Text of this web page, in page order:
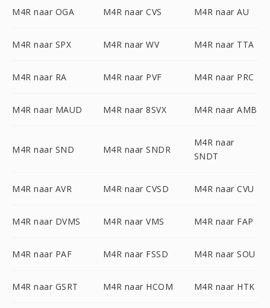
M4R naar OGA M4R naar CVS M4R naar AU
M4R naar SPX M4R naar WV M4R naar TTA
M4R naar RA M4R naar PVF M4R naar PRC
M4R naar MAUD M4R naar 8SVX M4R naar AMB
M4R naar SND M4R naar SNDR
M4R naar
SNDT
M4R naar AVR M4R naar CVSD M4R naar CVU
M4R naar DVMS M4R naar VMS M4R naar FAP
M4R naar PAF M4R naar FSSD M4R naar SOU
M4R naar GSRT M4R naar HCOM M4R naar HTK